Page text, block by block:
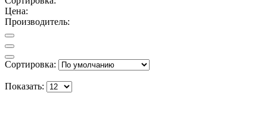
Цена:
Производитель:
Сортировка:
Показать: